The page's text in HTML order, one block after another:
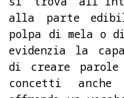
alla parte
polpa di mela o di
evidenzia la
di creare parole
concetti anche